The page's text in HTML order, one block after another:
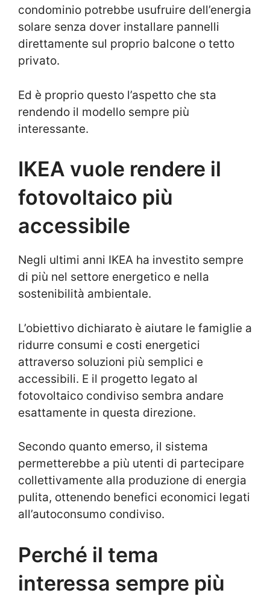
condominio potrebbe usufruire dell’energia
solare senza dover installare pannelli
direttamente sul proprio balcone o tetto
privato.
Ed è proprio questo l’aspetto che sta
rendendo il modello sempre più
interessante.
IKEA vuole rendere il
fotovoltaico più
accessibile
Negli ultimi anni IKEA ha investito sempre
di più nel settore energetico e nella
sostenibilità ambientale.
L’obiettivo dichiarato è aiutare le famiglie a
ridurre consumi e costi energetici
attraverso soluzioni più semplici e
accessibili. E il progetto legato al
fotovoltaico condiviso sembra andare
esattamente in questa direzione.
Secondo quanto emerso, il sistema
permetterebbe a più utenti di partecipare
collettivamente alla produzione di energia
pulita, ottenendo benefici economici legati
all’autoconsumo condiviso.
Perché il tema
interessa sempre più